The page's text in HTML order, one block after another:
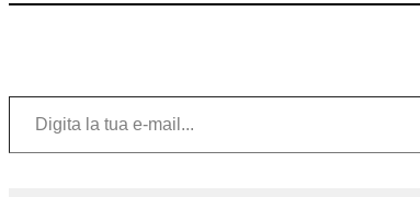
Digita la tua e-mail...